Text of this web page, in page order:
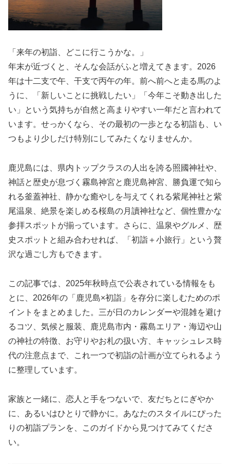
「来年の初詣、どこに行こうかな。」
年末が近づくと、そんな会話がふと増えてきます。2026
年は十二支で午、干支で丙午の年。前へ前へと走る馬のよ
うに、「新しいことに挑戦したい」「今年こそ動き出した
い」という気持ちが自然と高まりやすい一年だと言われて
います。せっかくなら、その最初の一歩となる初詣も、い
つもより少しだけ特別にしてみたくなりませんか。
鹿児島には、県内トップクラスの人出を誇る照國神社や、
神話と歴史が息づく霧島神宮と鹿児島神宮、勝負運で知ら
れる釜蓋神社、静かな癒やしを与えてくれる紫尾神社と紫
尾温泉、絶景を楽しめる桜島の月讀神社など、個性豊かな
参拝スポットが揃っています。さらに、温泉やグルメ、歴
史スポットと組み合わせれば、「初詣＋小旅行」という贅
沢な過ごし方もできます。
この記事では、2025年秋時点で公表されている情報をも
とに、2026年の「鹿児島×初詣」を存分に楽しむためのポ
イントをまとめました。三が日のカレンダーや混雑を避け
るコツ、気候と服装、鹿児島市内・霧島エリア・海辺や山
の神社の特徴、お守りやお札の扱い方、キャッシュレス時
代の注意点まで、これ一つで初詣の計画が立てられるよう
に整理しています。
家族と一緒に、恋人と手をつないで、友だちとにぎやか
に、あるいはひとりで静かに。あなたのスタイルにぴった
りの初詣プランを、このガイドから見つけてみてくださ
い。